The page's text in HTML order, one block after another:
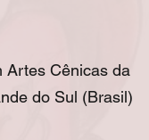
Artes Cênicas da
do Sul (Brasil)